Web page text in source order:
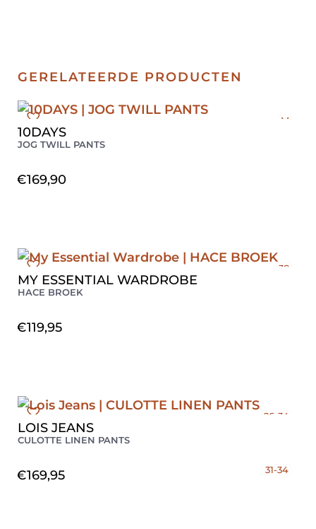
GERELATEERDE PRODUCTEN
10DAYS
JOG TWILL PANTS
€169,90
M
MY ESSENTIAL WARDROBE
HACE BROEK
€119,95
38
LOIS JEANS
CULOTTE LINEN PANTS
€169,95
26-34
31-34